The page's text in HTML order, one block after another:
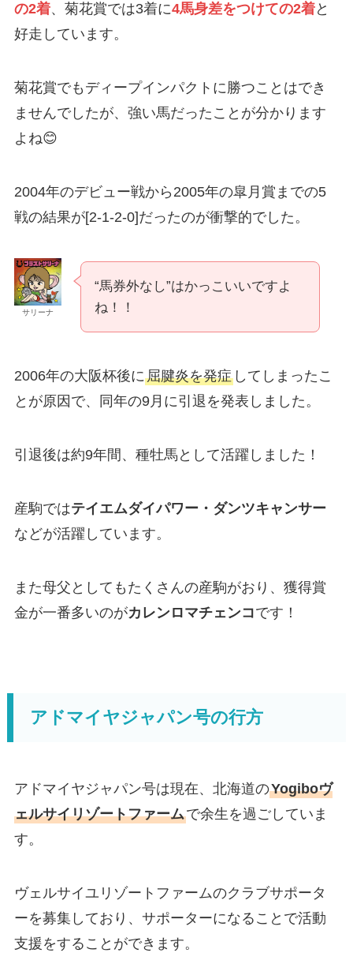
の2着、菊花賞では3着に4馬身差をつけての2着と
好走しています。
菊花賞でもディープインパクトに勝つことはでき
ませんでしたが、強い馬だったことが分かります
よね😊
2004年のデビュー戦から2005年の皐月賞までの5
戦の結果が[2-1-2-0]だったのが衝撃的でした。
サリーナ
“馬券外なし”はかっこいいですよ
ね！！
2006年の大阪杯後に屈腱炎を発症してしまったこ
とが原因で、同年の9月に引退を発表しました。
引退後は約9年間、種牡馬として活躍しました！
産駒ではテイエムダイパワー・ダンツキャンサー
などが活躍しています。
また母父としてもたくさんの産駒がおり、獲得賞
金が一番多いのがカレンロマチェンコです！
アドマイヤジャパン号の行方
アドマイヤジャパン号は現在、北海道のYogiboヴ
ェルサイリゾートファームで余生を過ごしていま
す。
ヴェルサイユリゾートファームのクラブサポータ
ーを募集しており、サポーターになることで活動
支援をすることができます。